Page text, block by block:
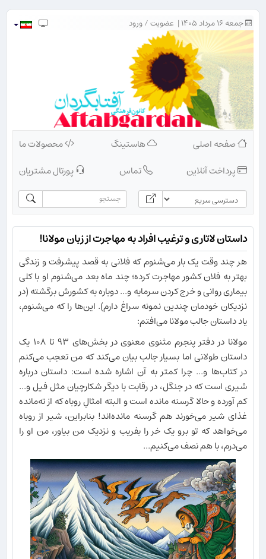
جمعه ۱۶ مرداد ۱۴۰۵ | عضویت/ورود
صفحه اصلی هاستینگ
محصولات ما
پرداخت آنلاین
تماس پورتال مشتریان
داستان لاتاری و ترغیب افراد به مهاجرت از زبان مولانا!
هر چند وقت یک بار می‌شنوم که فلانی به قصد پیشرفت و زندگی
بهتر به فلان کشور مهاجرت کرده؛ چند ماه بعد می‌شنوم او با کلی
بیماری روانی و خرج کردن سرمایه و... دوباره به کشورش برگشته (در
نزدیکان خودمان چندین نمونه سراغ دارم). این‌ها را که می‌شنوم،
یاد داستان جالب مولانا می‌افتم:
مولانا در دفتر پنجرم مثنوی معنوی در بخش‌های ۹۳ تا ۱۰۸ یک
داستان طولانی اما بسیار جالب بیان می‌کند که من تعجب می‌کنم
در کتاب‌ها و... چرا کمتر به آن اشاره شده است: داستان درباره
شیری است که در جنگل، در رقابت با دیگر شکارچیان مثل فیل و...
کم آورده و حالا گرسنه مانده است و البته امثالِ روباه که از ته‌مانده
غذای شیر می‌خورند هم گرسنه مانده‌اند! بنابراین، شیر از روباه
می‌خواهد که تو برو یک خر را بفریب و نزدیک من بیاور، من او را
می‌درم، با هم نصف می‌کنیم...